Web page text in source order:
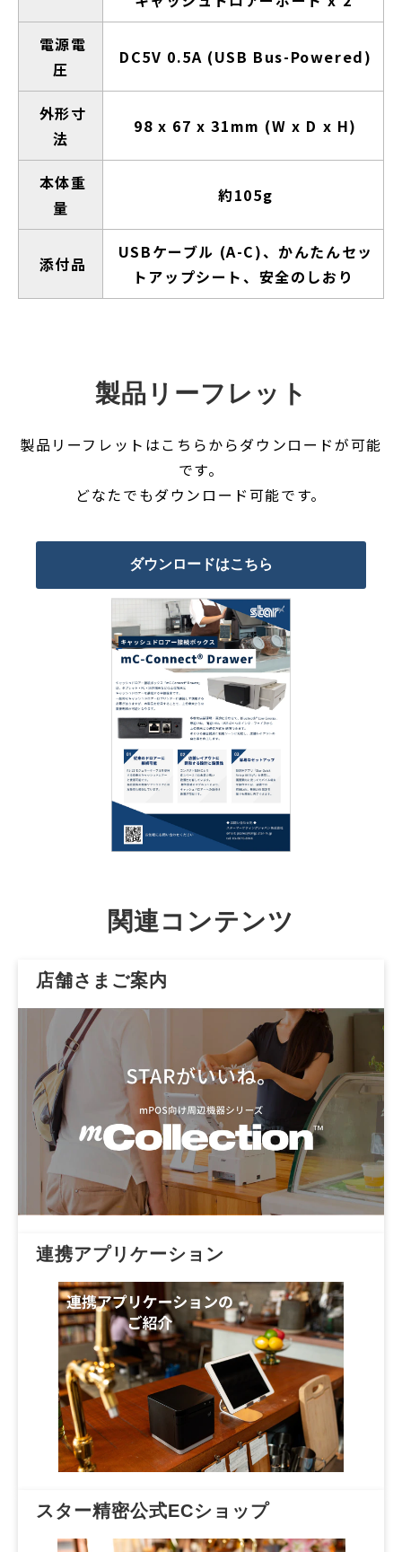
電源電
圧
DC5V 0.5A (USB Bus-Powered)
外形寸
法
98 x 67 x 31mm (W x D x H)
本体重
量
約105g
添付品
USBケーブル (A-C)、かんたんセッ
トアップシート、安全のしおり
製品リーフレット
製品リーフレットはこちらからダウンロードが可能
です。
どなたでもダウンロード可能です。
ダウンロードはこちら
関連コンテンツ
店舗さまご案内
連携アプリケーション
スター精密公式ECショップ